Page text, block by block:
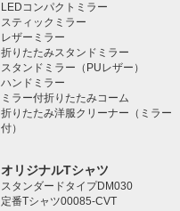
LEDコンパクトミラー
スティックミラー
レザーミラー
折りたたみスタンドミラー
スタンドミラー（PUレザー）
ハンドミラー
ミラー付折りたたみコーム
折りたたみ洋服クリーナー（ミラー
付）
オリジナルTシャツ
スタンダードタイプDM030
定番Tシャツ00085-CVT